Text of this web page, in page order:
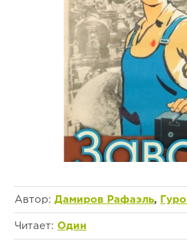
Автор: Дамиров Рафаэль,
Читает: Один